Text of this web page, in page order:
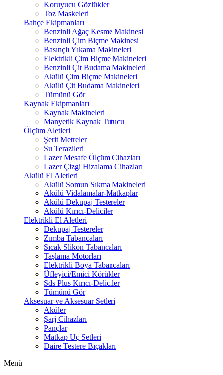
Koruyucu Gözlükler
Toz Maskeleri
Bahçe Ekipmanları
Benzinli Ağaç Kesme Makinesi
Benzinli Çim Biçme Makinesi
Basınçlı Yıkama Makineleri
Elektrikli Çim Biçme Makineleri
Benzinli Çit Budama Makineleri
Akülü Çim Biçme Makineleri
Akülü Çit Budama Makineleri
Tümünü Gör
Kaynak Ekipmanları
Kaynak Makineleri
Manyetik Kaynak Tutucu
Ölçüm Aletleri
Şerit Metreler
Su Terazileri
Lazer Mesafe Ölçüm Cihazları
Lazer Çizgi Hizalama Cihazları
Akülü El Aletleri
Akülü Somun Sıkma Makineleri
Akülü Vidalamalar-Matkaplar
Akülü Dekupaj Testereler
Akülü Kırıcı-Deliciler
Elektrikli El Aletleri
Dekupaj Testereler
Zımba Tabancaları
Sıcak Slikon Tabancaları
Taşlama Motorları
Elektrikli Boya Tabancaları
Üfleyici/Emici Körükler
Sds Plus Kırıcı-Deliciler
Tümünü Gör
Aksesuar ve Aksesuar Setleri
Aküler
Şarj Cihazları
Pançlar
Matkap Uç Setleri
Daire Testere Bıçakları
Menü